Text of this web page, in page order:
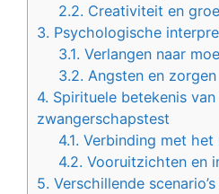
2.2. Creativiteit en
3. Psychologische
3.1. Verlangen naar
3.2. Angsten en zorgen
4. Spirituele betekenis van
zwangerschapstest
4.1. Verbinding met
4.2. Vooruitzichten en
5. Verschillende